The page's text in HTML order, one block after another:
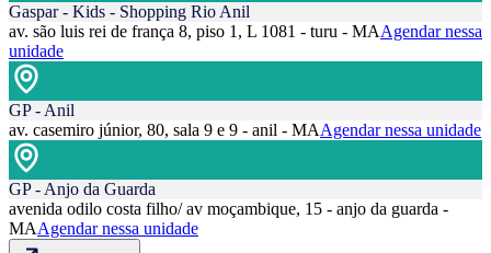
Gaspar - Kids - Shopping Rio Anil
av. são luis rei de frança 8, piso 1, L 1081 - turu - MAAgendar nessa
unidade
GP - Anil
av. casemiro júnior, 80, sala 9 e 9 - anil - MAAgendar nessa unidade
GP - Anjo da Guarda
avenida odilo costa filho/ av moçambique, 15 - anjo da guarda -
MAAgendar nessa unidade